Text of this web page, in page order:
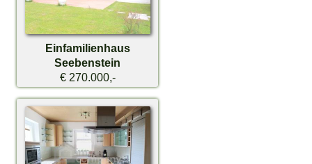
Einfamilienhaus
Seebenstein
€ 270.000,-